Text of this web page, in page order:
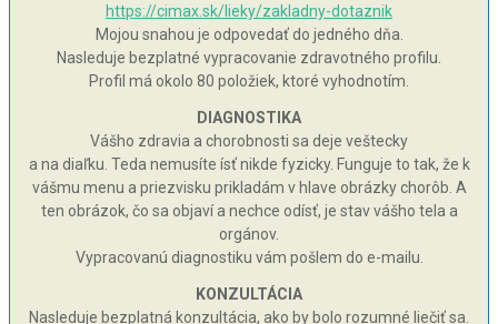
https://cimax.sk/lieky/zakladny-dotaznik
Mojou snahou je odpovedať do jedného dňa.
Nasleduje bezplatné vypracovanie zdravotného profilu.
Profil má okolo 80 položiek, ktoré vyhodnotím.
DIAGNOSTIKA
Vášho zdravia a chorobnosti sa deje veštecky
a na diaľku. Teda nemusíte ísť nikde fyzicky. Funguje to tak, že k
vášmu menu a priezvisku prikladám v hlave obrázky chorôb. A
ten obrázok, čo sa objaví a nechce odísť, je stav vášho tela a
orgánov.
Vypracovanú diagnostiku vám pošlem do e-mailu.
KONZULTÁCIA
Nasleduje bezplatná konzultácia, ako by bolo rozumné liečiť sa.